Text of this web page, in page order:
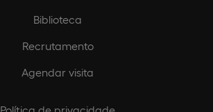
Biblioteca
Recrutamento
Agendar visita